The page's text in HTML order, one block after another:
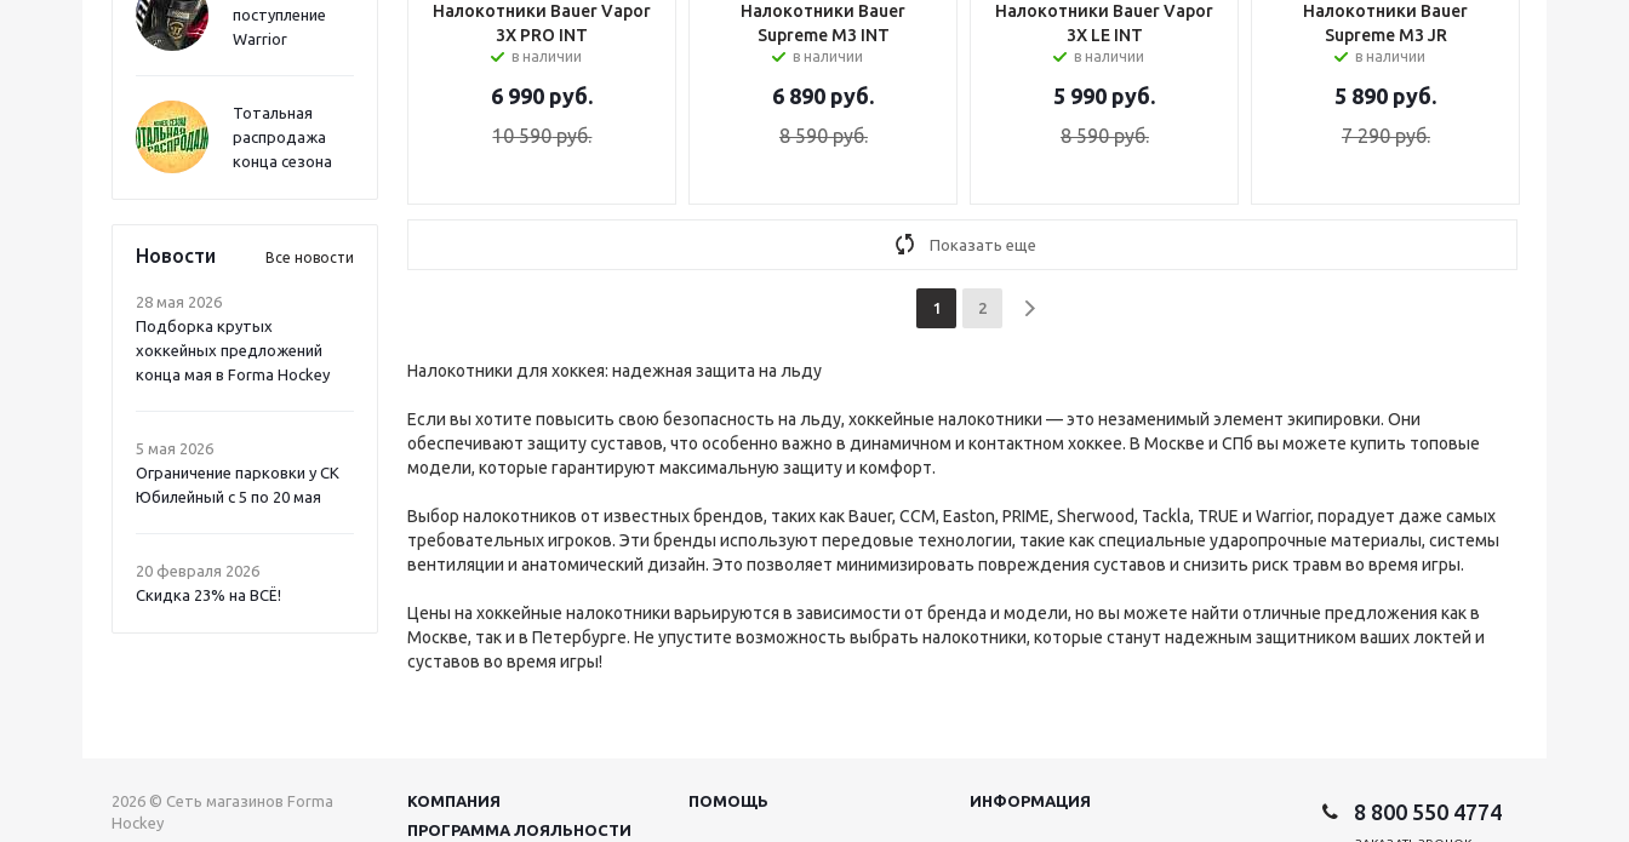
поступление
Warrior
Тотальная
распродажа
конца сезона
Новости Все новости
28 мая 2026
Подборка крутых
хоккейных предложений
конца мая в Forma Hockey
5 мая 2026
Ограничение парковки у СК
Юбилейный с 5 по 20 мая
20 февраля 2026
Скидка 23% на ВСË!
Налокотники Bauer Vapor
3X PRO INT
в наличии
6 990 руб.
10 590руб.
Налокотники Bauer
Supreme M3 INT
в наличии
6 890 руб.
8 590руб.
Налокотники Bauer Vapor
3X LE INT
в наличии
5 990 руб.
8 590руб.
Налокотники Bauer
Supreme M3 JR
в наличии
5 890 руб.
7 290руб.
Показать еще
1 2
Налокотники для хоккея: надежная защита на льду
Если вы хотите повысить свою безопасность на льду, хоккейные налокотники — это незаменимый элемент экипировки. Они
обеспечивают защиту суставов, что особенно важно в динамичном и контактном хоккее. В Москве и СПб вы можете купить топовые
модели, которые гарантируют максимальную защиту и комфорт.
Выбор налокотников от известных брендов, таких как Bauer, CCM, Easton, PRIME, Sherwood, Tackla, TRUE и Warrior, порадует даже самых
требовательных игроков. Эти бренды используют передовые технологии, такие как специальные ударопрочные материалы, системы
вентиляции и анатомический дизайн. Это позволяет минимизировать повреждения суставов и снизить риск травм во время игры.
Цены на хоккейные налокотники варьируются в зависимости от бренда и модели, но вы можете найти отличные предложения как в
Москве, так и в Петербурге. Не упустите возможность выбрать налокотники, которые станут надежным защитником ваших локтей и
суставов во время игры!
2026 © Сеть магазинов Forma
Hockey
КОМПАНИЯ ПОМОЩЬ
ИНФОРМАЦИЯ
ПРОГРАММА ЛОЯЛЬНОСТИ
8 800 550 4774